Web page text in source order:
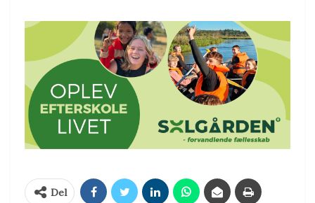
Del